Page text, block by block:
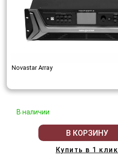
Novastar Array
В наличии
В КОРЗИНУ
Купить в 1 клик